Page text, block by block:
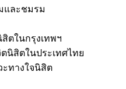
และชมรม
ตในกรุงเทพฯ
นิสิตในประเทศไทย
ะทางใจนิสิต